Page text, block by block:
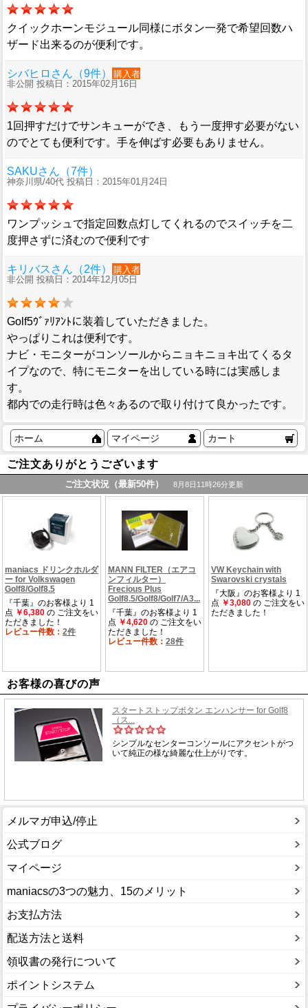
クイックホーンモジュール同様にボタン一発で希望回数ハ
ザード出来るのが便利です。
シバヒロさん（9件）
購入者
非公開 投稿日：2015年02月16日
1回押すだけでサンキューができ、もう一度押す必要がない
のでとても便利です。手を伸ばす必要もありません。
SAKUさん（7件）
神奈川県/40代 投稿日：2015年01月24日
ワンプッシュで指定回数点灯してくれるのでスイッチを二
度押さずに済むので便利です
キリバスさん（2件）
購入者
非公開 投稿日：2014年12月05日
Golf5ｳﾞｧﾘｱﾝﾄに装着していただきました。
やっぱりこれは便利です。
ナビ・モニターがコンソールからニョキニョキ出てくるタ
イプなので、特にモニターを出している時には実感しま
す。
都内での走行時は色々あるので取り付けて良かったです。
ホーム マイページ カート
ご注文ありがとうございます
お客様の喜びの声
メルマガ申込/停止
公式ブログ
マイページ
maniacsの3つの魅力、15のメリット
お支払方法
配送方法と送料
領収書の発行について
ポイントシステム